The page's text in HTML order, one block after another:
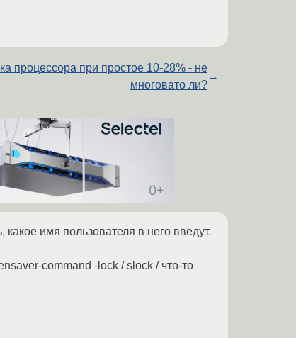
процессора при простое 10-28% - не
многовато ли?
→
имя пользователя в него введут.
command -lock / slock / что-то